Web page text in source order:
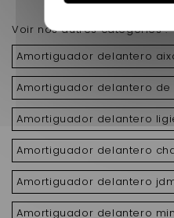
Voir nos autres catégories :
Amortiguador delantero
Amortiguador delantero
Amortiguador delantero
Amortiguador delantero
Amortiguador delantero
Amortiguador delantero